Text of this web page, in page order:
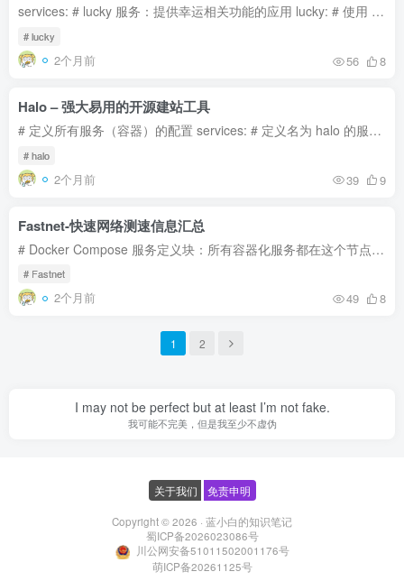
services: # lucky 服务：提供幸运相关功能的应用 lucky: # 使用 gdy666 仓库下的 lucky 镜像 image: gdy666/lucky # 指定容器名称为 lucky container_name: lucky # 资源限制配置 deploy: reso...
# lucky
2个月前 56 8
Halo – 强大易用的开源建站工具
# 定义所有服务（容器）的配置 services: # 定义名为 halo 的服务（Halo 博客应用） halo: # 指定运行的 Docker 镜像，这里使用 registry.fit2cloud.com 仓库的 halo:2.21 版本 image: registry...
# halo
2个月前 39 9
Fastnet-快速网络测速信息汇总
# Docker Compose 服务定义块：所有容器化服务都在这个节点下配置 services: # 定义名为 fastnet 的服务（自定义名称，可根据实际需求修改） fastnet: # 指定该服务使用的 Docker 镜像地址：拉...
# Fastnet
2个月前 49 8
1 2
I may not be perfect but at least I’m not fake.
我可能不完美，但是我至少不虚伪
关于我们 免责申明
Copyright © 2026 · 蓝小白的知识笔记
蜀ICP备2026023086号
川公网安备51011502001176号
萌ICP备20261125号